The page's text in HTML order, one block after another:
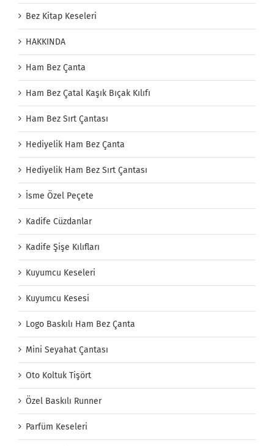
Bez Kitap Keseleri
HAKKINDA
Ham Bez Çanta
Ham Bez Çatal Kaşık Bıçak Kılıfı
Ham Bez Sırt Çantası
Hediyelik Ham Bez Çanta
Hediyelik Ham Bez Sırt Çantası
İsme Özel Peçete
Kadife Cüzdanlar
Kadife Şişe Kılıfları
Kuyumcu Keseleri
Kuyumcu Kesesi
Logo Baskılı Ham Bez Çanta
Mini Seyahat Çantası
Oto Koltuk Tişört
Özel Baskılı Runner
Parfüm Keseleri